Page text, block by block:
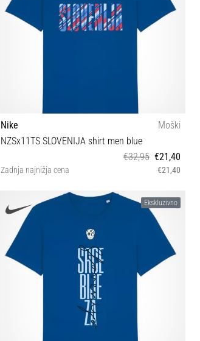
Nike
Moški
NZSx11TS SLOVENIJA shirt men blue
€32,95 €21,40
Zadnja najnižja cena €21,40
Ekskluzivno